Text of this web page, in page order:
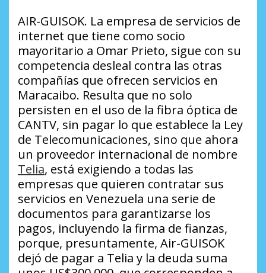
AIR-GUISOK. La empresa de servicios de
internet que tiene como socio
mayoritario a Omar Prieto, sigue con su
competencia desleal contra las otras
compañías que ofrecen servicios en
Maracaibo. Resulta que no solo
persisten en el uso de la fibra óptica de
CANTV, sin pagar lo que establece la Ley
de Telecomunicaciones, sino que ahora
un proveedor internacional de nombre
Telia, está exigiendo a todas las
empresas que quieren contratar sus
servicios en Venezuela una serie de
documentos para garantizarse los
pagos, incluyendo la firma de fianzas,
porque, presuntamente, Air-GUISOK
dejó de pagar a Telia y la deuda suma